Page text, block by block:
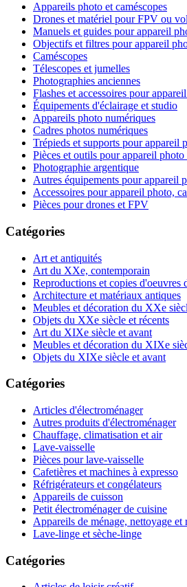
Appareils photo et caméscopes
Drones et matériel pour FPV ou
Manuels et guides pour appareil
Objectifs et filtres pour appareil
Caméscopes
Télescopes et jumelles
Photographies anciennes
Flashes et accessoires pour
Équipements d'éclairage et studio
Appareils photo numériques
Cadres photos numériques
Trépieds et supports pour appareil
Pièces et outils pour appareil photo
Photographie argentique
Autres équipements pour appareil
Accessoires pour appareil photo,
Pièces pour drones et FPV
Catégories
Art et antiquités
Art du XXe, contemporain
Reproductions et copies d'oeuvres
Architecture et matériaux antiques
Meubles et décoration du XXe
Objets du XXe siècle et récents
Art du XIXe siècle et avant
Meubles et décoration du XIXe
Objets du XIXe siècle et avant
Catégories
Articles d'électroménager
Autres produits d'électroménager
Chauffage, climatisation et air
Lave-vaisselle
Pièces pour lave-vaisselle
Cafetières et machines à expresso
Réfrigérateurs et congélateurs
Appareils de cuisson
Petit électroménager de cuisine
Appareils de ménage, nettoyage et
Lave-linge et sèche-linge
Catégories